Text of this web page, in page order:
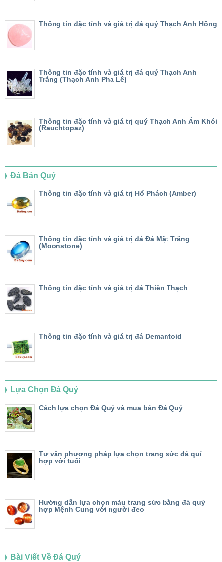
Thông tin đặc tính và giá trị đá quý Thạch Anh Hồng
Thông tin đặc tính và giá trị đá quý Thạch Anh
Trắng (Thạch Anh Pha Lê)
Thông tin đặc tính và giá trị quý Thạch Anh Ám Khói
(Rauchtopaz)
Đá Bán Quý
Thông tin đặc tính và giá trị Hổ Phách (Amber)
Thông tin đặc tính và giá trị đá Đá Mặt Trăng
(Moonstone)
Thông tin đặc tính và giá trị đá Thiên Thạch
Thông tin đặc tính và giá trị đá Demantoid
Lựa Chọn Đá Quý
Cách lựa chọn Đá Quý và mua bán Đá Quý
Tư vấn phương pháp lựa chọn trang sức đá quí
hợp với tuổi
Hướng dẫn lựa chọn màu trang sức bằng đá quý
hợp Mệnh Cung với người đeo
Bài Viết Về Đá Quý